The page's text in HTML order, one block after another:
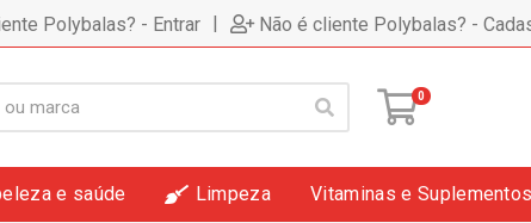
Polybalas? - Entrar | Não é cliente Polybalas? -
0
e saúde Limpeza Vitaminas e Suplementos